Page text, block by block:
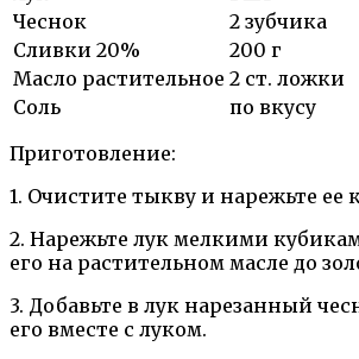
Чеснок
2 зубчика
Сливки 20%
200 г
Масло растительное 2 ст. ложки
Соль
по вкусу
Приготовление:
1. Очистите тыкву и нарежьте ее
2. Нарежьте лук мелкими
его на растительном масле до
3. Добавьте в лук нарезанный
его вместе с луком.